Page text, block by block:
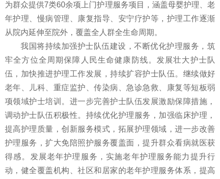
为群众提供7类60余项上门护理服务项目，涵盖母婴护理、老
年护理、慢病管理、康复指导、安宁疗护等，护理工作逐渐
从院内延伸至院外，覆盖全人群全生命周期。
我国将持续加强护士队伍建设，不断优化护理服务，筑
牢全方位全周期保障人民生命健康防线。发展壮大护士队
伍，加快推进护理工作发展，持续扩容护士队伍。继续做好
老年、儿科、重症监护、传染病、急诊急救、康复等短板弱
项领域护士培训。进一步完善护士队伍发展激励保障措施，
调动护士队伍积极性。持续优化护理服务，加强临床护理，
提高护理质量，创新服务模式，拓展护理领域，进一步改善
护理服务，扩大免陪照护服务覆盖面，提升群众看病就医获
得感。发展老年护理服务，实施老年护理服务能力提升行
动，健全覆盖机构、社区和居家的老年护理服务体系，提高